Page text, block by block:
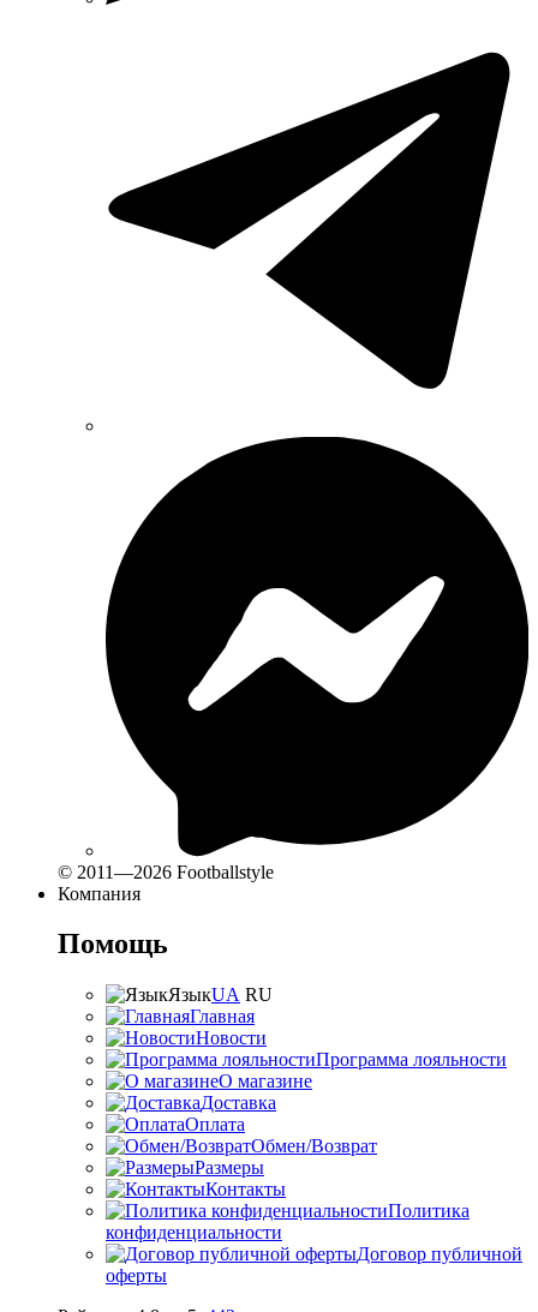
© 2011—2026 Footballstyle
Компания
Помощь
ЯзыкUA RU
Главная
Новости
Программа лояльности
О магазине
Доставка
Оплата
Обмен/Возврат
Размеры
Контакты
Политика
конфиденциальности
Договор публичной
оферты